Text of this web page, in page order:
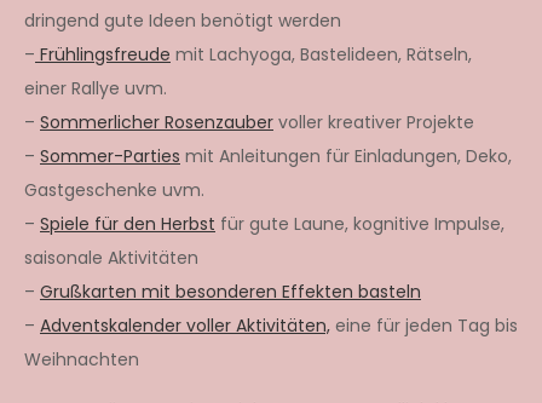
dringend gute Ideen benötigt werden
– Frühlingsfreude mit Lachyoga, Bastelideen, Rätseln,
einer Rallye uvm.
– Sommerlicher Rosenzauber voller kreativer Projekte
– Sommer-Parties mit Anleitungen für Einladungen, Deko,
Gastgeschenke uvm.
– Spiele für den Herbst für gute Laune, kognitive Impulse,
saisonale Aktivitäten
– Grußkarten mit besonderen Effekten basteln
– Adventskalender voller Aktivitäten, eine für jeden Tag bis
Weihnachten